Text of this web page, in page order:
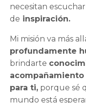
necesitan
de inspiración.
Mi misión va más
profundamente
brindarte
para ti, porque sé
mundo está